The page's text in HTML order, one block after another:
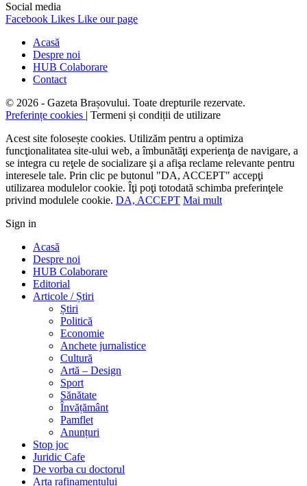
Social media
Facebook Likes Like our page
Acasă
Despre noi
HUB Colaborare
Contact
© 2026 - Gazeta Brașovului. Toate drepturile rezervate.
Preferințe cookies | Termeni și condiții de utilizare
Acest site folosește cookies. Utilizăm pentru a optimiza
funcţionalitatea site-ului web, a îmbunătăţi experienţa de navigare, a
se integra cu reţele de socializare şi a afişa reclame relevante pentru
interesele tale. Prin clic pe butonul "DA, ACCEPT" accepţi
utilizarea modulelor cookie. Îţi poţi totodată schimba preferinţele
privind modulele cookie. DA, ACCEPT Mai mult
Sign in
Acasă
Despre noi
HUB Colaborare
Editorial
Articole / Știri
Știri
Politică
Economie
Anchete jurnalistice
Cultură
Artă – Design
Sport
Sănătate
Învățământ
Pamflet
Anunțuri
Stop joc
Juridic Cafe
De vorba cu doctorul
Arta rafinamentului